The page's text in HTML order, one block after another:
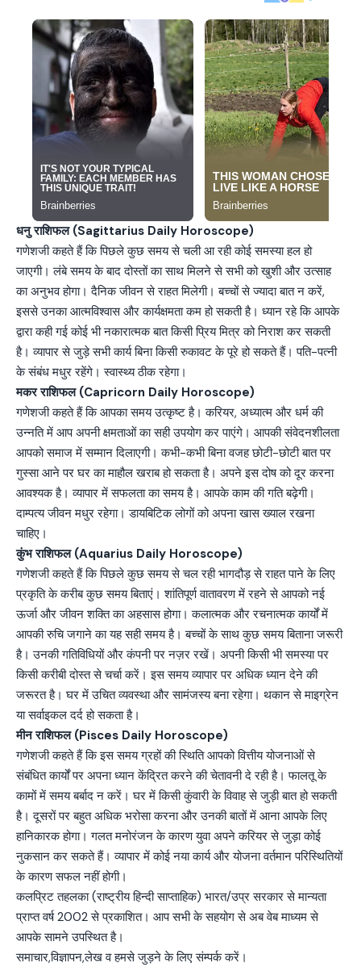
धनु राशिफल (Sagittarius Daily Horoscope)
गणेशजी कहते हैं कि पिछले कुछ समय से चली आ रही कोई समस्या हल हो
जाएगी। लंबे समय के बाद दोस्तों का साथ मिलने से सभी को खुशी और उत्साह
का अनुभव होगा। दैनिक जीवन से राहत मिलेगी। बच्चों से ज्यादा बात न करें,
इससे उनका आत्मविश्वास और कार्यक्षमता कम हो सकती है। ध्यान रहे कि आपके
द्वारा कही गई कोई भी नकारात्मक बात किसी प्रिय मित्र को निराश कर सकती
है। व्यापार से जुड़े सभी कार्य बिना किसी रुकावट के पूरे हो सकते हैं। पति-पत्नी
के संबंध मधुर रहेंगे। स्वास्थ्य ठीक रहेगा।
मकर राशिफल (Capricorn Daily Horoscope)
गणेशजी कहते हैं कि आपका समय उत्कृष्ट है। करियर, अध्यात्म और धर्म की
उन्नति में आप अपनी क्षमताओं का सही उपयोग कर पाएंगे। आपकी संवेदनशीलता
आपको समाज में सम्मान दिलाएगी। कभी-कभी बिना वजह छोटी-छोटी बात पर
गुस्सा आने पर घर का माहौल खराब हो सकता है। अपने इस दोष को दूर करना
आवश्यक है। व्यापार में सफलता का समय है। आपके काम की गति बढ़ेगी।
दाम्पत्य जीवन मधुर रहेगा। डायबिटिक लोगों को अपना खास ख्याल रखना
चाहिए।
कुंभ राशिफल (Aquarius Daily Horoscope)
गणेशजी कहते हैं कि पिछले कुछ समय से चल रही भागदौड़ से राहत पाने के लिए
प्रकृति के करीब कुछ समय बिताएं। शांतिपूर्ण वातावरण में रहने से आपको नई
ऊर्जा और जीवन शक्ति का अहसास होगा। कलात्मक और रचनात्मक कार्यों में
आपकी रुचि जगाने का यह सही समय है। बच्चों के साथ कुछ समय बिताना जरूरी
है। उनकी गतिविधियों और कंपनी पर नज़र रखें। अपनी किसी भी समस्या पर
किसी करीबी दोस्त से चर्चा करें। इस समय व्यापार पर अधिक ध्यान देने की
जरूरत है। घर में उचित व्यवस्था और सामंजस्य बना रहेगा। थकान से माइग्रेन
या सर्वाइकल दर्द हो सकता है।
मीन राशिफल (Pisces Daily Horoscope)
गणेशजी कहते हैं कि इस समय ग्रहों की स्थिति आपको वित्तीय योजनाओं से
संबंधित कार्यों पर अपना ध्यान केंद्रित करने की चेतावनी दे रही है। फालतू के
कामों में समय बर्बाद न करें। घर में किसी कुंवारी के विवाह से जुड़ी बात हो सकती
है। दूसरों पर बहुत अधिक भरोसा करना और उनकी बातों में आना आपके लिए
हानिकारक होगा। गलत मनोरंजन के कारण युवा अपने करियर से जुड़ा कोई
नुकसान कर सकते हैं। व्यापार में कोई नया कार्य और योजना वर्तमान परिस्थितियों
के कारण सफल नहीं होगी।
कलप्रिट तहलका (राष्ट्रीय हिन्दी साप्ताहिक) भारत/उप्र सरकार से मान्यता
प्राप्त वर्ष 2002 से प्रकाशित। आप सभी के सहयोग से अब वेब माध्यम से
आपके सामने उपस्थित है।
समाचार,विज्ञापन,लेख व हमसे जुड़ने के लिए संम्पर्क करें।